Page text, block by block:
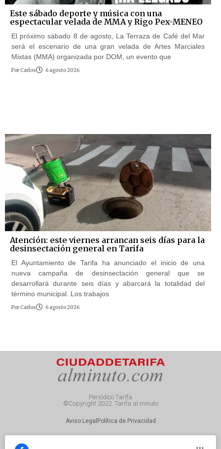
Este sábado deporte y música con una
espectacular velada de MMA y Rigo Pex-MENEO
El próximo sábado 8 de agosto, La Terraza de Café del Mar
será el escenario de una gran velada de Artes Marciales
Mixtas (MMA) organizada por DOM, un evento que
Por Carlos 6 agosto 2026
Atención: este viernes arrancan seis días para la
desinsectación general en Tarifa
El Ayuntamiento de Tarifa ha anunciado el inicio de una
nueva campaña de desinsectación general que se
desarrollará durante seis días y abarcará la totalidad del
término municipal. Los trabajos
Por Carlos 6 agosto 2026
Periódico Tarifa
©Copyright 2022. Tarifa al minuto
Aviso Legal Política de Privacidad